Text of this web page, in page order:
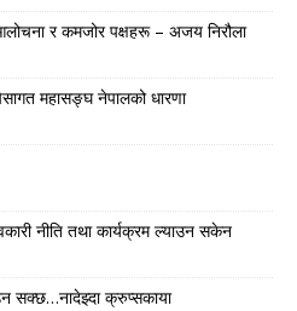
र कमजोर पक्षहरू – अजय निरौला
महासङ्घ नेपालको धारणा
नीति तथा कार्यक्रम ल्याउन सकेन
सक्छ…नादेझ्दा क्रुप्सकाया